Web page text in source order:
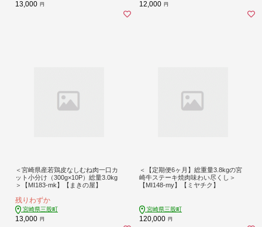
13,000 円
【MI001-nk】【中村食肉】
12,000 円
＜宮崎県産若鶏皮なしむね肉一口カ
ット小分け（300g×10P）総量3.0kg
＞【MI183-mk】【まきの屋】
残りわずか
宮崎県三股町
13,000 円
＜【定期便6ヶ月】総重量3.8kgの宮
崎牛ステーキ焼肉味わい尽くし＞
【MI148-my】【ミヤチク】
宮崎県三股町
120,000 円